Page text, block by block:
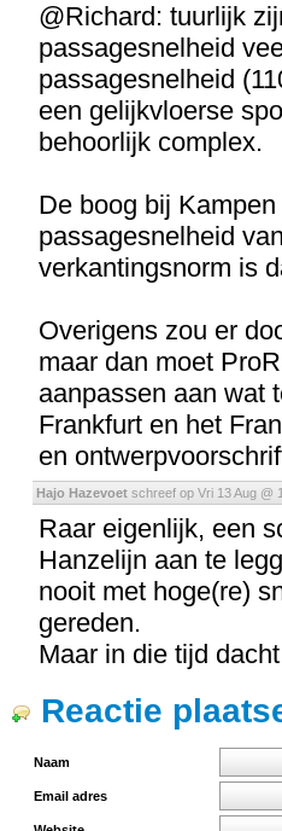
@Richard: tuurlijk
passagesnelheid
passagesnelheid
een gelijkvloerse
behoorlijk complex.
De boog bij
passagesnelheid
verkantingsnorm is
Overigens zou er
maar dan moet
aanpassen aan wat
Frankfurt en het
en
Hajo Hazevoet schreef op Vri 13 Aug @
Raar eigenlijk, een
Hanzelijn aan te
nooit met hoge(re)
gereden.
Maar in die tijd
Reactie
Naam
Email adres